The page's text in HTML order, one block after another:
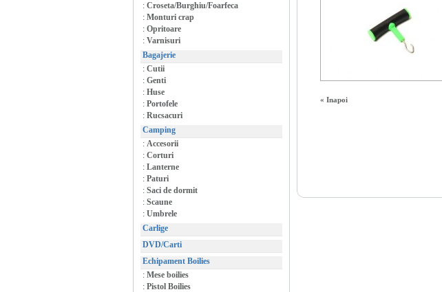
: Croseta/Burghiu/Foarfeca
: Monturi crap
: Opritoare
: Varnisuri
Bagajerie
: Cutii
: Genti
: Huse
: Portofele
: Rucsacuri
Camping
: Accesorii
: Corturi
: Lanterne
: Paturi
: Saci de dormit
: Scaune
: Umbrele
Carlige
DVD/Carti
Echipament Boilies
: Mese boilies
: Pistol Boilies
« Inapoi